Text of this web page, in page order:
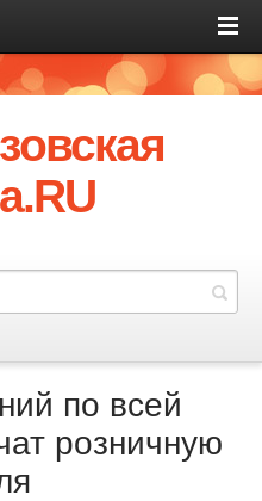
по всей
розничную